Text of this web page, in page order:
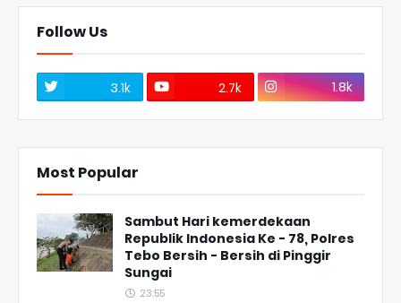
Follow Us
3.1k 2.7k 1.8k
Most Popular
Sambut Hari kemerdekaan
Republik Indonesia Ke - 78, Polres
Tebo Bersih - Bersih di Pinggir
Sungai
23:55